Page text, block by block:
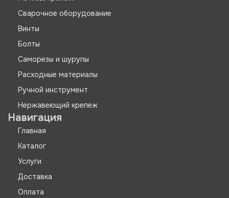
Сварочное оборудование
Винты
Болты
Саморезы и шурупы
Расходные материалы
Ручной инструмент
Нержавеющий крепеж
Навигация
Главная
Каталог
Услуги
Доставка
Оплата